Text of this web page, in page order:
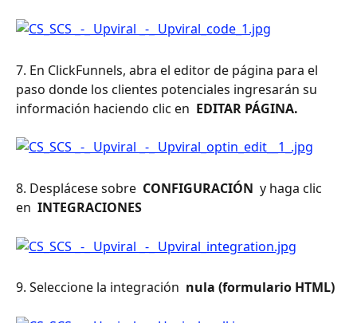
7. En ClickFunnels, abra el editor de página para el
paso donde los clientes potenciales ingresarán su
información haciendo clic en EDITAR PÁGINA.
8. Desplácese sobre CONFIGURACIÓN y haga clic
en INTEGRACIONES
9. Seleccione la integración nula (formulario HTML)